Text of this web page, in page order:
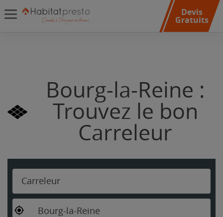
Devis
Gratuits
Bourg-la-Reine :
Trouvez le bon
Carreleur
Carreleur
Bourg-la-Reine